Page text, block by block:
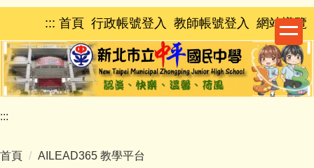
跳
主
要
內
容
區
::: 首頁 行政帳號登入 教師帳號登入 網站導覽
:::
首頁 AILEAD365 教學平台